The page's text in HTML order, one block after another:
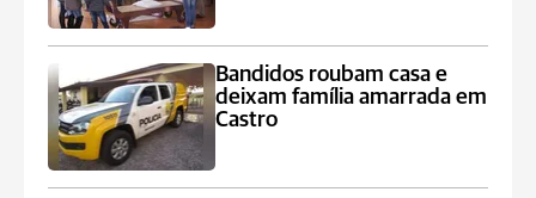
Bandidos roubam casa e
deixam família amarrada em
Castro